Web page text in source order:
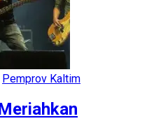
Pemprov Kaltim